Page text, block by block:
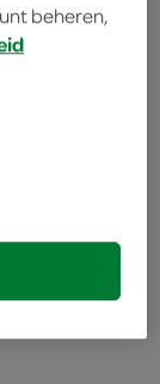
beheren,